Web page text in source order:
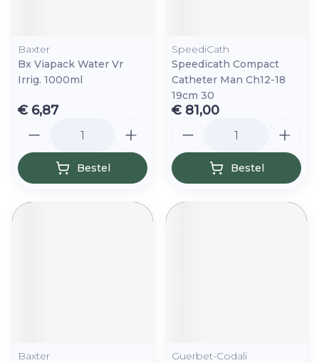
Baxter
Bx Viapack Water Vr
Irrig. 1000ml
€ 6,87
Bestel
SpeediCath
Speedicath Compact
Catheter Man Ch12-18
19cm 30
€ 81,00
Bestel
Baxter
Guerbet-Codali